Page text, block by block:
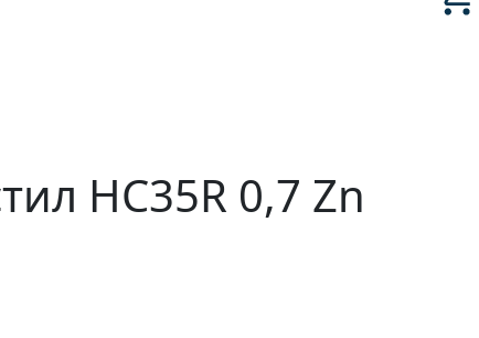
HC35R 0,7 Zn